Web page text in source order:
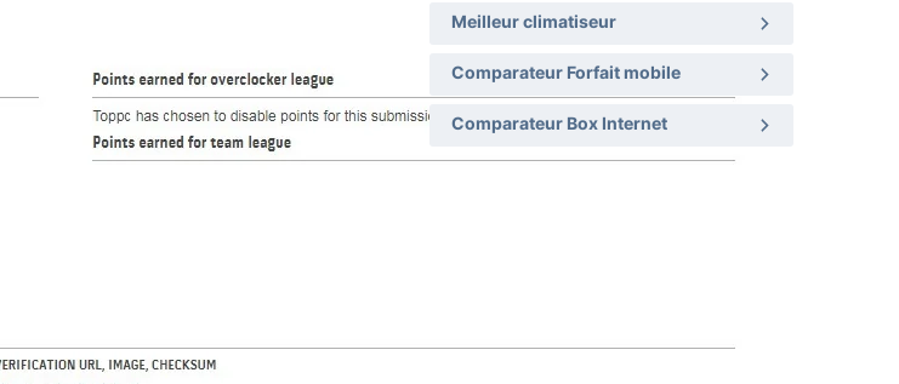
Meilleur climatiseur
Comparateur Forfait mobile
Comparateur Box Internet